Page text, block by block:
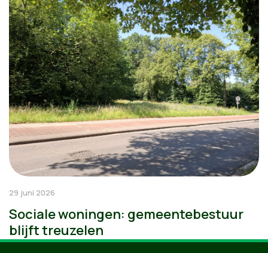
29 juni 2026
Sociale woningen: gemeentebestuur
blijft treuzelen